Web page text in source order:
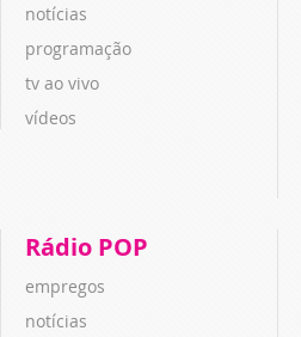
notícias
programação
tv ao vivo
vídeos
Rádio POP
empregos
notícias